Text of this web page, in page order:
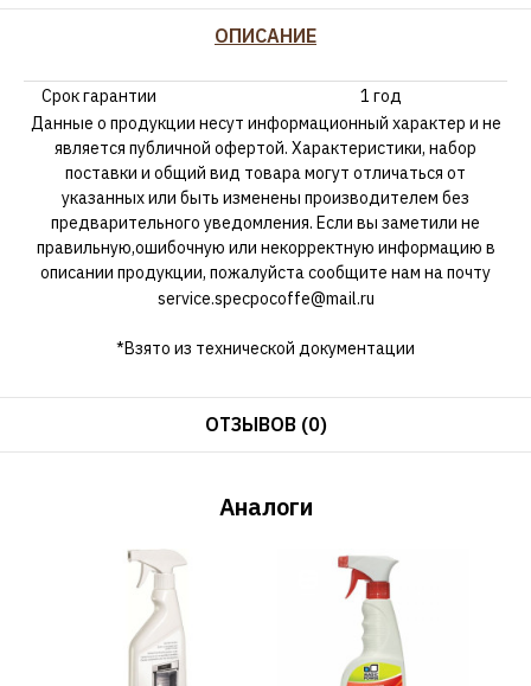
ОПИСАНИЕ
Срок гарантии
1 год
Данные о продукции несут информационный характер и не
является публичной офертой. Характеристики, набор
поставки и общий вид товара могут отличаться от
указанных или быть изменены производителем без
предварительного уведомления. Если вы заметили не
правильную,ошибочную или некорректную информацию в
описании продукции, пожалуйста сообщите нам на почту
service.specpocoffe@mail.ru
*Взято из технической документации
ОТЗЫВОВ (0)
Аналоги